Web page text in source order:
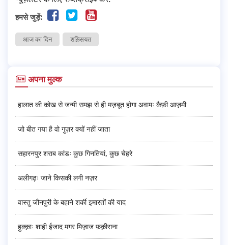
हमसे जुड़ें:
आज का दिन शख़्सियत
अपना मुल्क
हालात की कोख से जन्मी समझ से ही मज़बूत होगा अवामः कैफ़ी आज़मी
जो बीत गया है वो गुज़र क्यों नहीं जाता
सहारनपुर शराब कांडः कुछ गिनतियां, कुछ चेहरे
अलीगढ़ः जाने किसकी लगी नज़र
वास्तु जौनपुरी के बहाने शर्की इमारतों की याद
हुक़्क़ाः शाही ईजाद मगर मिज़ाज फ़क़ीराना